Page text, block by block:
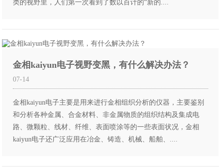
类的视野里，人们第一次看到了数以百计的“新的....
金相kaiyun电子视野变黑，有什么解决办法？
07-14
金相kaiyun电子主要是用来进行金相组织分析的仪器，主要鉴别
和分析各种金属、合金材料、非金属物质的组织结构及集成电
路、微颗粒、线材、纤维、表面喷涂等的一些表面状况，金相
kaiyun电子还广泛应用在冶金、铸造、机械、船舶、....